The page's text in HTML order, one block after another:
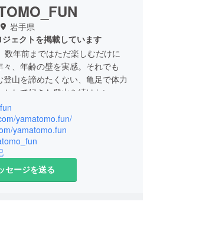
岩手県
ェクトを掲載しています
年前まではただ楽しむだけに
、年齢の壁を実感。それでも
山を諦めたくない、亀足で体力
して好きな登山を続けたい、そ
カルチャーに出会いまし
も、既存の登山ギアでは満足で
のに」とか、「こんなのあった
多く、デザイン学校を卒業し
ブなことが好きだったので、自
てしまおうと思い、山ブランド【
上げました。手にした方がワクワ
致します。
yamatomo.fun/
yamatomo.fun
セージを送る